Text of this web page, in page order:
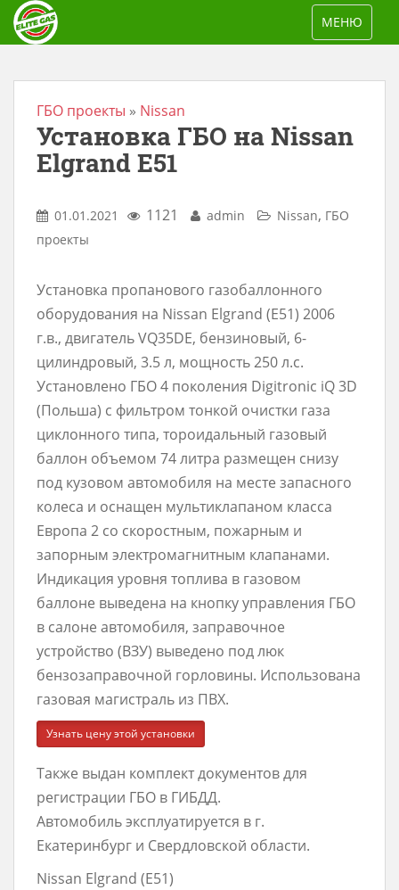
TOGGLE
МЕНЮ
ГБО проекты » Nissan
Установка ГБО на Nissan
Elgrand E51
01.01.2021 1121 admin Nissan, ГБО
проекты
Установка пропанового газобаллонного
оборудования на Nissan Elgrand (Е51) 2006
г.в., двигатель VQ35DE, бензиновый, 6-
цилиндровый, 3.5 л, мощность 250 л.с.
Установлено ГБО 4 поколения Digitronic iQ 3D
(Польша) с фильтром тонкой очистки газа
циклонного типа, тороидальный газовый
баллон объемом 74 литра размещен снизу
под кузовом автомобиля на месте запасного
колеса и оснащен мультиклапаном класса
Европа 2 со скоростным, пожарным и
запорным электромагнитным клапанами.
Индикация уровня топлива в газовом
баллоне выведена на кнопку управления ГБО
в салоне автомобиля, заправочное
устройство (ВЗУ) выведено под люк
бензозаправочной горловины. Использована
газовая магистраль из ПВХ.
Узнать цену этой установки
Также выдан комплект документов для
регистрации ГБО в ГИБДД.
Автомобиль эксплуатируется в г.
Екатеринбург и Свердловской области.
Nissan Elgrand (Е51)